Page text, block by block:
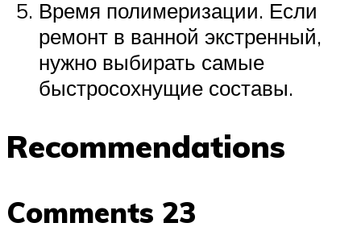
Время полимеризации. Если
ремонт в ванной экстренный,
нужно выбирать самые
быстросохнущие составы.
Recommendations
Comments 23